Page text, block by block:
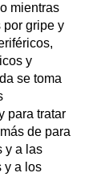
mientras
gripe y
y
se toma
para tratar
de para
y a las
y a los